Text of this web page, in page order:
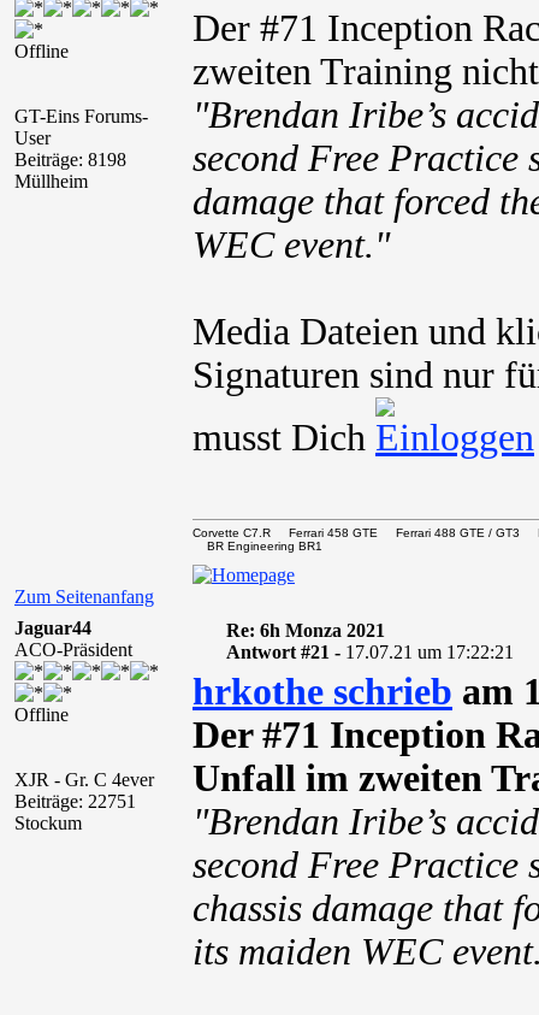
Offline
GT-Eins Forums-
User
Beiträge: 8198
Müllheim
Der #71 Inception
zweiten Training
"Brendan Iribe’s
second Free Practice
damage that forced
WEC event."
Media Dateien und
Signaturen sind nur
musst Dich
Zum Seitenanfang
Corvette C7.R Ferrari 458 GTE Ferrari 488 GTE /
BR Engineering BR1
Jaguar44
ACO-Präsident
Offline
XJR - Gr. C 4ever
Beiträge: 22751
Stockum
Re: 6h Monza 2021
Antwort #21 - 17.07.21 um 17:22:21
hrkothe schrieb am
Der #71 Inception
Unfall im zweiten
"Brendan Iribe’s
second Free Practice
chassis damage that
its maiden WEC